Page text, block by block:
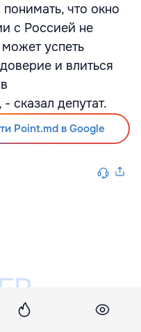
что окно
с Россией не
успеть
и влиться
сказал депутат.
Point.md в Google